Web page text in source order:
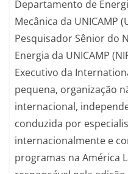
Departamento de
Mecânica da UNICAMP
Pesquisador Sênior do
Energia da UNICAMP
Executivo da
pequena, organização
internacional,
conduzida por
internacionalmente e
programas na América